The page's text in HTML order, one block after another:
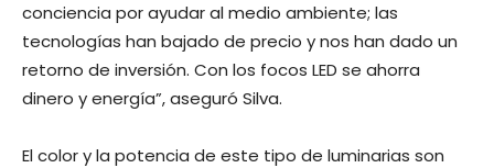
conciencia por ayudar al medio ambiente; las
tecnologías han bajado de precio y nos han dado un
retorno de inversión. Con los focos LED se ahorra
dinero y energía”, aseguró Silva.
El color y la potencia de este tipo de luminarias son